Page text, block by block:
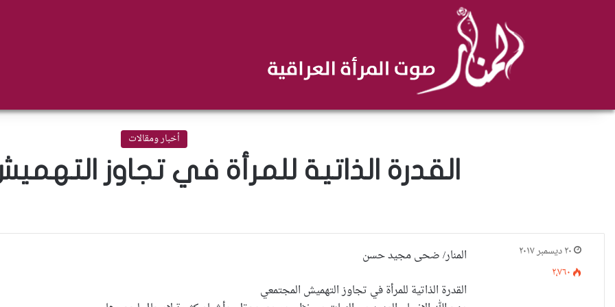
أخبار ومقالات
القدرة الذاتية للمرأة في تجاوز
المنار/ ضحى مجيد حسن
القدرة الذاتية للمرأة في تجاوز التهميش المجتمعي
٢٠ ديسمبر ٢٠١٧
٢٬٧٦٠